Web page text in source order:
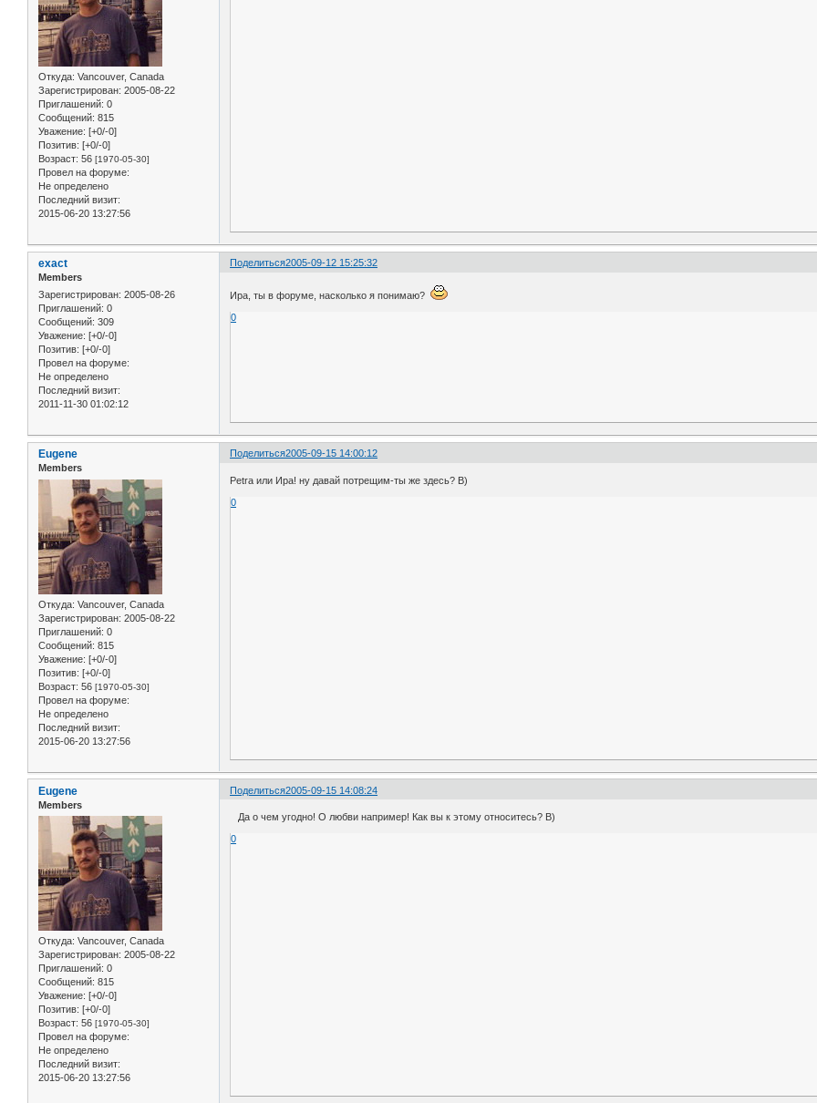
Откуда: Vancouver, Canada
Зарегистрирован: 2005-08-22
Приглашений: 0
Сообщений: 815
Уважение: [+0/-0]
Позитив: [+0/-0]
Возраст: 56 [1970-05-30]
Провел на форуме:
Не определено
Последний визит:
2015-06-20 13:27:56
Поделиться2005-09-12 15:25:32
exact
Members
Зарегистрирован: 2005-08-26
Приглашений: 0
Сообщений: 309
Уважение: [+0/-0]
Позитив: [+0/-0]
Провел на форуме:
Не определено
Последний визит:
2011-11-30 01:02:12
Ира, ты в форуме, насколько я понимаю?
0
Поделиться2005-09-15 14:00:12
Eugene
Members
Откуда: Vancouver, Canada
Зарегистрирован: 2005-08-22
Приглашений: 0
Сообщений: 815
Уважение: [+0/-0]
Позитив: [+0/-0]
Возраст: 56 [1970-05-30]
Провел на форуме:
Не определено
Последний визит:
2015-06-20 13:27:56
Petra или Ира! ну давай потрещим-ты же здесь? B)
0
Поделиться2005-09-15 14:08:24
Eugene
Members
Откуда: Vancouver, Canada
Зарегистрирован: 2005-08-22
Приглашений: 0
Сообщений: 815
Уважение: [+0/-0]
Позитив: [+0/-0]
Возраст: 56 [1970-05-30]
Провел на форуме:
Не определено
Последний визит:
2015-06-20 13:27:56
Да о чем угодно! О любви например! Как вы к этому относитесь? B)
0